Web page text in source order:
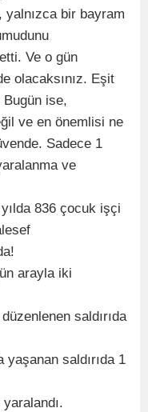
yalnızca bir bayram
Ve o gün
olacaksınız. Eşit
Bugün ise,
ve en önemlisi ne
Sadece 1
ve
836 çocuk işçi
arayla iki
saldırıda
yaşanan saldırıda 1